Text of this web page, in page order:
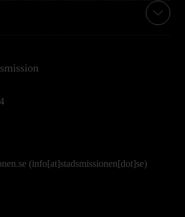
(info[at]stadsmissionen[dot]se)